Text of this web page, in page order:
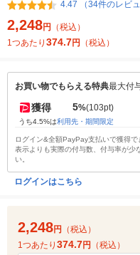
4.47 （34件のレビュ
2,248円
（税込）
1つあたり 374.7円 （税込）
お買い物でもらえる特典最大付
獲得 5%(103pt)
うち4.5%は利用先・期間限定
ログイン&全額PayPay支払いで獲得
表示よりも実際の付与数、付与率が少
い。
ログインはこちら
2,248円
（税込）
1つあたり 374.7円 （税込）